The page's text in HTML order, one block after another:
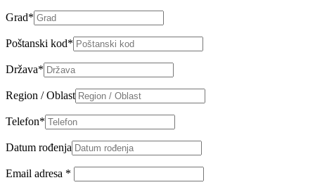
Grad*
Poštanski kod*
Država*
Region / Oblast
Telefon*
Datum rođenja
Email adresa *